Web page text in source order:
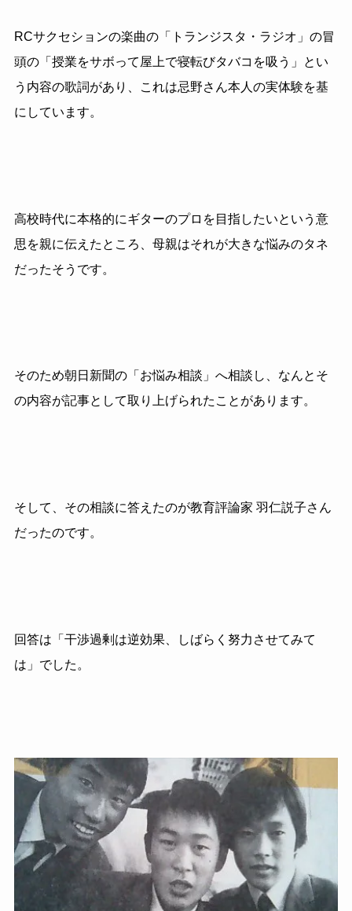
RCサクセションの楽曲の「トランジスタ・ラジオ」の冒
頭の「授業をサボって屋上で寝転びタバコを吸う」とい
う内容の歌詞があり、これは忌野さん本人の実体験を基
にしています。
高校時代に本格的にギターのプロを目指したいという意
思を親に伝えたところ、母親はそれが大きな悩みのタネ
だったそうです。
そのため朝日新聞の「お悩み相談」へ相談し、なんとそ
の内容が記事として取り上げられたことがあります。
そして、その相談に答えたのが教育評論家 羽仁説子さん
だったのです。
回答は「干渉過剰は逆効果、しばらく努力させてみて
は」でした。